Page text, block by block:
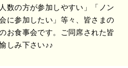
数の方が参加しやすい」「ノン
に参加したい」等々、皆さまの
お食事会です。ご同席された皆
しみ下さい♪♪